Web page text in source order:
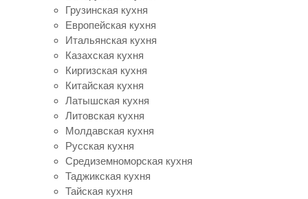
Грузинская кухня
Европейская кухня
Итальянская кухня
Казахская кухня
Киргизская кухня
Китайская кухня
Латышская кухня
Литовская кухня
Молдавская кухня
Русская кухня
Средиземноморская кухня
Таджикская кухня
Тайская кухня